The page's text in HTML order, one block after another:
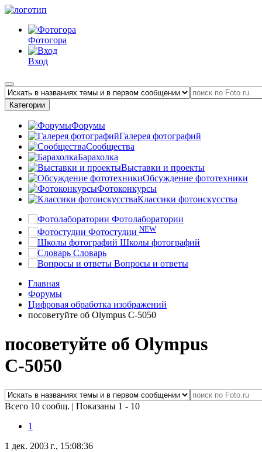
Фотогора
Вход
Категории
Форумы
Галерея фотографий
Сообщества
Барахолка
Выставки и проекты
Обсуждение фототехники
Фотоконкурсы
Классики фотоискусства
Фотолаборатории
Фотостудии NEW
Школы фотографий
Словарь
Вопросы и ответы
Главная
Форумы
Цифровая обработка изображений
посоветуйте об Olympus С-5050
посоветуйте об Olympus
С-5050
Всего 10 сообщ. | Показаны 1 - 10
1
1 дек. 2003 г., 15:08:36